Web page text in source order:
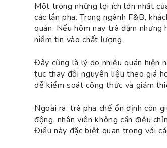
Một trong những lợi ích lớn nhất
các lần pha. Trong ngành F&B,
quán. Nếu hôm nay trà đậm
niềm tin vào chất lượng.
Đây cũng là lý do nhiều quán hiện
tục thay đổi nguyên liệu theo giá
dễ kiểm soát công thức và giảm
Ngoài ra, trà pha chế ổn định còn
động, nhân viên không cần điều
Điều này đặc biệt quan trọng với